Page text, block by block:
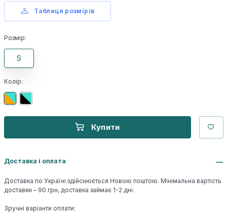
Таблиця розмірів
Розмір:
S
Колір:
Купити
Доставка і оплата
Доставка по Україні здійснюється Новою поштою. Мінімальна вартість
доставки – 90 грн, доставка займає 1-2 дні.
Зручні варіанти оплати: